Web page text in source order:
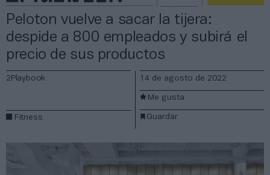
Peloton vuelve a sacar la tijera:
despide a 800 empleados y subirá el
precio de sus productos
2Playbook
Fitness
14 de agosto de 2022
Guardar
Me gusta